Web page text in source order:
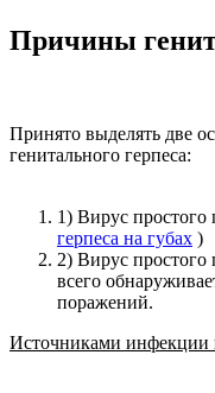
Причины
Принято выделять две
генитального герпеса:
1) Вирус простого
герпеса на губах )
2) Вирус простого
всего
поражений.
Источниками инфекции